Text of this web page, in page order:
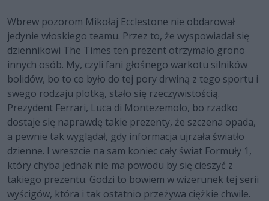
Wbrew pozorom Mikołaj Ecclestone nie obdarował
jedynie włoskiego teamu. Przez to, że wyspowiadał się
dziennikowi The Times ten prezent otrzymało grono
innych osób. My, czyli fani głośnego warkotu silników
bolidów, bo to co było do tej pory drwiną z tego sportu i
swego rodzaju plotką, stało się rzeczywistością.
Prezydent Ferrari, Luca di Montezemolo, bo rzadko
dostaje się naprawdę takie prezenty, że szczena opada,
a pewnie tak wyglądał, gdy informacja ujrzała światło
dzienne. I wreszcie na sam koniec cały świat Formuły 1,
który chyba jednak nie ma powodu by się cieszyć z
takiego prezentu. Godzi to bowiem w wizerunek tej serii
wyścigów, która i tak ostatnio przeżywa ciężkie chwile.